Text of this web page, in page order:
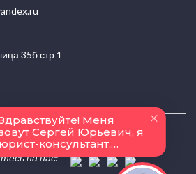
35б стр 1
на нас: